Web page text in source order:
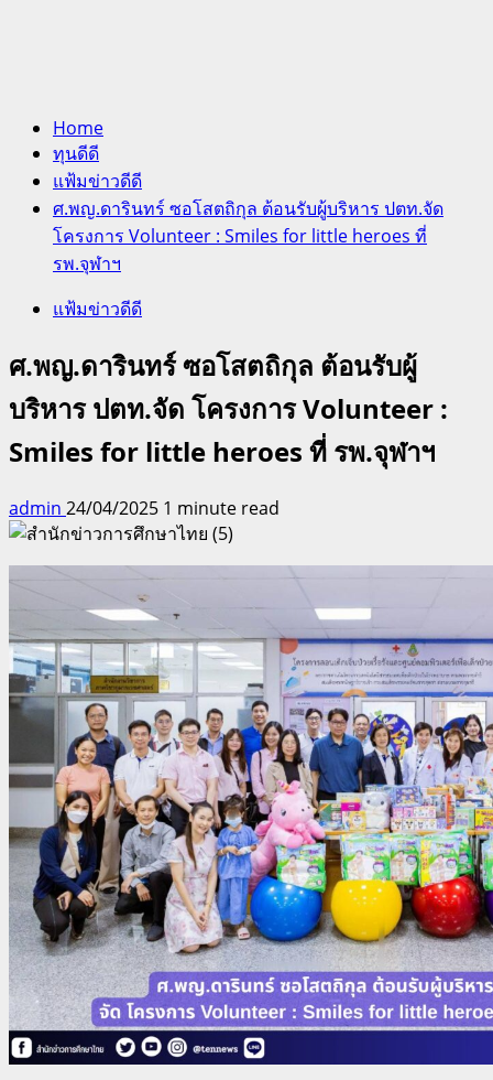
Home
ทุนดีดี
แฟ้มข่าวดีดี
ศ.พญ.ดารินทร์ ซอโสตถิกุล ต้อนรับผู้บริหาร ปตท.จัด
โครงการ Volunteer : Smiles for little heroes ที่
รพ.จุฬาฯ
แฟ้มข่าวดีดี
ศ.พญ.ดารินทร์ ซอโสตถิกุล ต้อนรับผู้
บริหาร ปตท.จัด โครงการ Volunteer :
Smiles for little heroes ที่ รพ.จุฬาฯ
admin 24/04/2025 1 minute read